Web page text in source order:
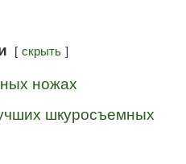
скрыть
ножах
шкуросъемных